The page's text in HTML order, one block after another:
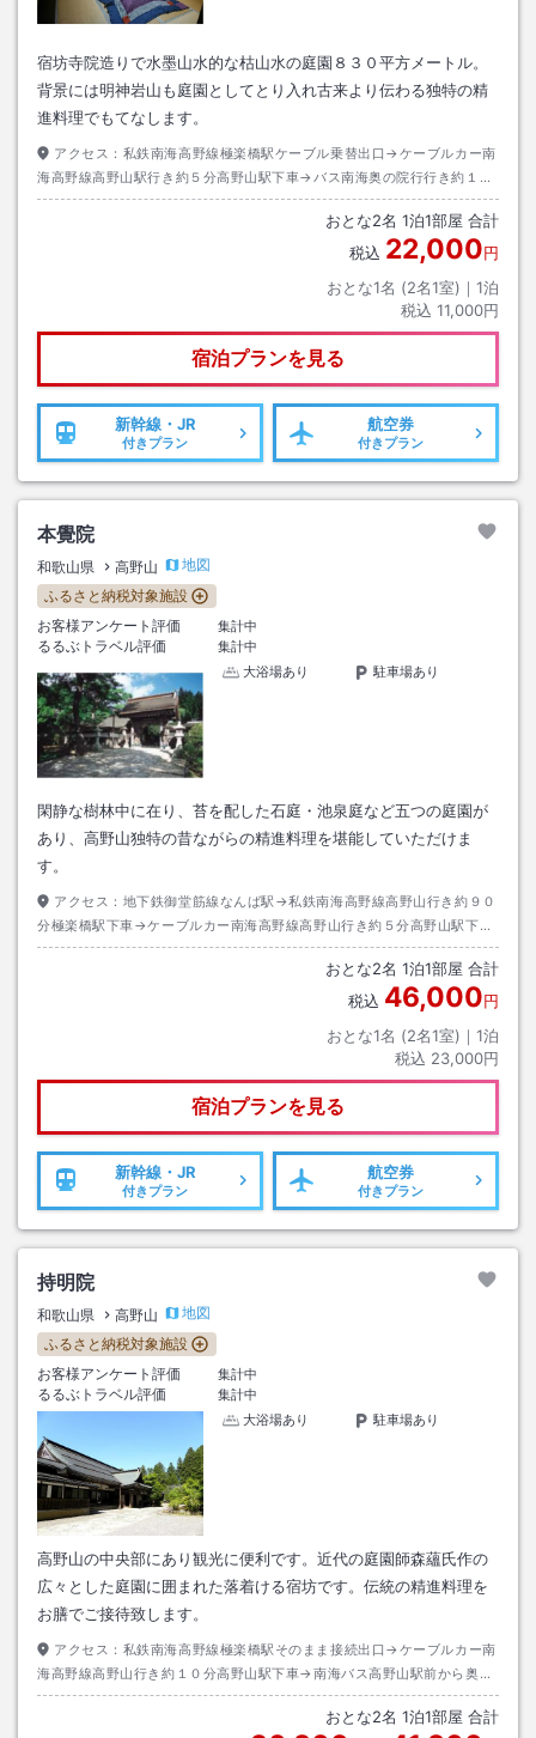
宿坊寺院造りで水墨山水的な枯山水の庭園８３０平方メートル。
背景には明神岩山も庭園としてとり入れ古来より伝わる独特の精
進料理でもてなします。
アクセス： 私鉄南海高野線極楽橋駅ケーブル乗替出口→ケーブルカー南
海高野線高野山駅行き約５分高野山駅下車→バス南海奥の院行行き約１５
分千手院下車→徒歩約１０分
おとな2名 1泊1部屋 合計
税込 22,000円
おとな1名 (2名1室)｜ 1泊
税込 11,000円
宿泊プランを見る
新幹線・JR
付きプラン
航空券
付きプラン
本覺院
和歌山県 高野山
地図
ふるさと納税対象施設
お客様アンケート評価
集計中
るるぶトラベル評価
集計中
大浴場あり
駐車場あり
閑静な樹林中に在り、苔を配した石庭・池泉庭など五つの庭園が
あり、高野山独特の昔ながらの精進料理を堪能していただけま
す。
アクセス： 地下鉄御堂筋線なんば駅→私鉄南海高野線高野山行き約９０
分極楽橋駅下車→ケーブルカー南海高野線高野山行き約５分高野山駅下車
→バス奥の院前又は大門行き約１０分高野警察前下車→徒歩約３分
おとな2名 1泊1部屋 合計
税込 46,000円
おとな1名 (2名1室)｜ 1泊
税込 23,000円
宿泊プランを見る
新幹線・JR
付きプラン
航空券
付きプラン
持明院
和歌山県 高野山
地図
ふるさと納税対象施設
お客様アンケート評価
集計中
るるぶトラベル評価
集計中
大浴場あり
駐車場あり
高野山の中央部にあり観光に便利です。近代の庭園師森蘊氏作の
広々とした庭園に囲まれた落着ける宿坊です。伝統の精進料理を
お膳でご接待致します。
アクセス： 私鉄南海高野線極楽橋駅そのまま接続出口→ケーブルカー南
海高野線高野山行き約１０分高野山駅下車→南海バス高野山駅前から奥の
院行き約１５分蓮花谷下車→徒歩約１分
おとな2名 1泊1部屋 合計